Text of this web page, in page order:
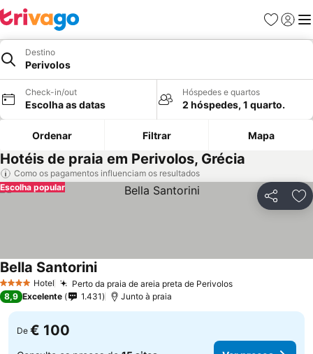
Favoritos
Iniciar
Destino
Perivolos
Check-in/out
Escolha as datas
Hóspedes e quartos
2 hóspedes, 1 quarto.
Ordenar Filtrar Mapa
Hotéis de praia em Perivolos, Grécia
Como os pagamentos influenciam os resultados
Partilhar
Escolha popular
4 EstrelasHotel Perto da praia de areia preta de Perivolos
Bella Santorini
8,9 Excelente 1.431 Junto à praia
De € 100